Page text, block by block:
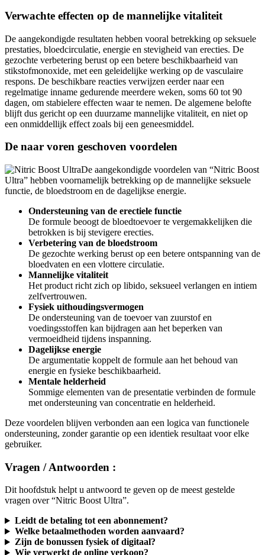
prestaties, bloedcirculatie, energie en stevigheid van erecties. De
gezochte verbetering berust op een betere beschikbaarheid van
stikstofmonoxide, met een geleidelijke werking op de vasculaire
respons. De beschikbare reacties verwijzen eerder naar een
regelmatige inname gedurende meerdere weken, soms 60 tot 90
dagen, om stabielere effecten waar te nemen. De algemene belofte
blijft dus gericht op een duurzame mannelijke vitaliteit, en niet op
een onmiddellijk effect zoals bij een geneesmiddel.
Ultra” hebben voornamelijk betrekking op de mannelijke seksuele
functie, de bloedstroom en de dagelijkse energie.
De formule beoogt de bloedtoevoer te vergemakkelijken die
betrokken is bij stevigere erecties.
Verbetering van de bloedstroom
De gezochte werking berust op een betere ontspanning van de
bloedvaten en een vlottere circulatie.
Mannelijke vitaliteit
Het product richt zich op libido, seksueel verlangen en intiem
zelfvertrouwen.
Fysiek uithoudingsvermogen
De ondersteuning van de toevoer van zuurstof en
voedingsstoffen kan bijdragen aan het beperken van
vermoeidheid tijdens inspanning.
Dagelijkse energie
De argumentatie koppelt de formule aan het behoud van
energie en fysieke beschikbaarheid.
Mentale helderheid
Sommige elementen van de presentatie verbinden de formule
met ondersteuning van concentratie en helderheid.
ondersteuning, zonder garantie op een identiek resultaat voor elke
gebruiker.
vragen over “Nitric Boost Ultra”.
Welke betaalmethoden worden aanvaard?
Zijn de bonussen fysiek of digitaal?
Wie verwerkt de online verkoop?
Lijkt het product over het algemeen betrouwbaar?